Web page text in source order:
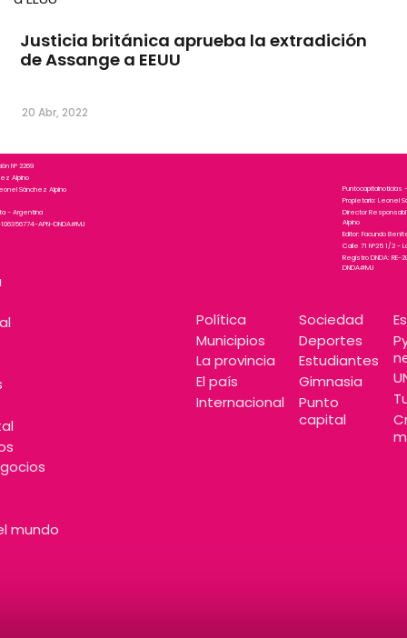
Justicia británica aprueba la extradición
de Assange a EEUU
20 Abr, 2022
N° 2269
Alpino
Sánchez Alpino
- Argentina
APN-DNDA#MJ
mundo
Puntocapitalnoticias -
Propietario: Leonel
Director
Alpino
Editor: Facundo
Calle 71 N°25 1/2 -
Registro DNDA: RE-
DNDA#MJ
Política
Municipios
La provincia
El país
Internacional
Sociedad
Deportes
Estudiantes
Gimnasia
Punto
capital